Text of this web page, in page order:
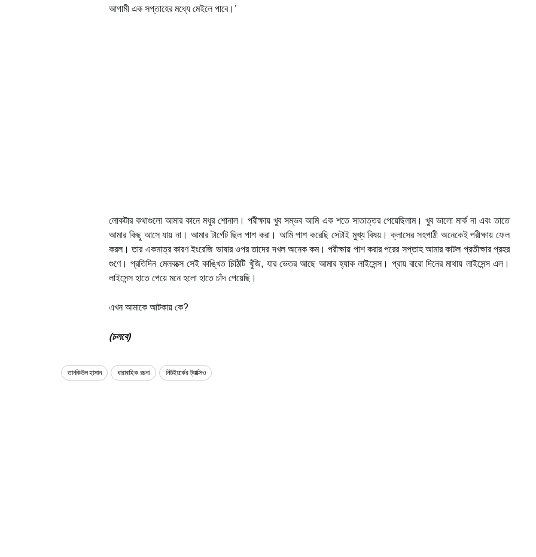
আগামী এক সপ্তাহের মধ্যে মেইলে পাবে।’
লোকটার কথাগুলো আমার কানে মধুর শোনাল। পরীক্ষায় খুব সম্ভব আমি এক শতে সাতাত্তর পেয়েছিলাম। খুব ভালো মার্ক না এবং তাতে
আমার কিছু আসে যায় না। আমার টার্গেট ছিল পাশ করা। আমি পাশ করেছি সেটাই মুখ্য বিষয়। ক্লাসের সহপাঠী অনেকেই পরীক্ষায় ফেল
করল। তার একমাত্র কারণ ইংরেজি ভাষার ওপর তাদের দখল অনেক কম। পরীক্ষায় পাশ করার পরের সপ্তাহ আমার কাটল প্রতীক্ষার প্রহর
গুণে। প্রতিদিন মেলবক্সে সেই কাঙ্খিত চিঠিটি খুঁজি, যার ভেতর আছে আমার হ্যাক লাইসেন্স। প্রায় বারো দিনের মাথায় লাইসেন্স এল।
লাইসেন্স হাতে পেয়ে মনে হলো হাতে চাঁদ পেয়েছি।
এখন আমাকে আটকায় কে?
(চলবে)
তানকিউল হাসান ধারাবাহিক রচনা নিউইয়র্কের ট্যাক্সিও